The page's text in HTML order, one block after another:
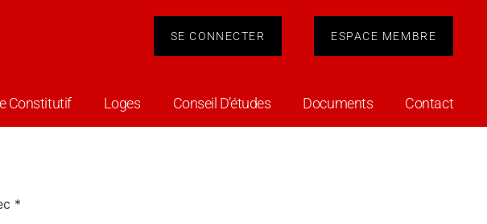
SE CONNECTER ESPACE MEMBRE
Constitutif Loges Conseil D’études Documents Contact
*